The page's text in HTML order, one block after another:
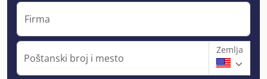
Firma
Poštanski broj i mesto
Zemlja